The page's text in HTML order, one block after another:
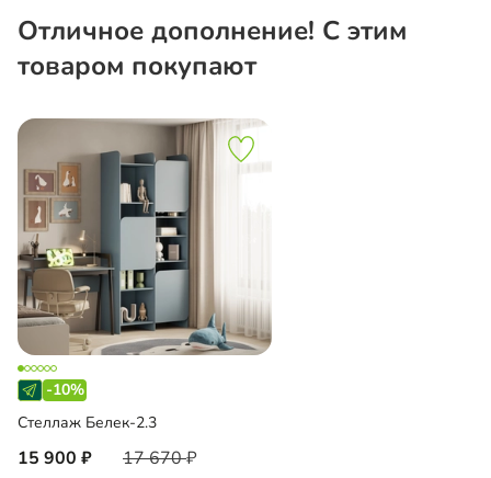
Отличное дополнение! С этим
товаром покупают
-10%
Стеллаж Белек-2.3
15 900 17 670